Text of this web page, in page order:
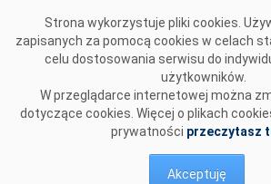
Strona wykorzystuje pliki cookies.
zapisanych za pomocą cookies w celach
celu dostosowania serwisu do
użytkowników.
W przeglądarce internetowej można
dotyczące cookies. Więcej o plikach
prywatności przeczytasz
Akceptuję